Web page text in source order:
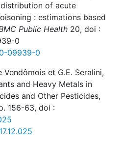
of acute
: estimations based
Public Health 20, doi :
0
09939-0
et G.E. Seralini,
and Heavy Metals in
and Other Pesticides,
156-63, doi :